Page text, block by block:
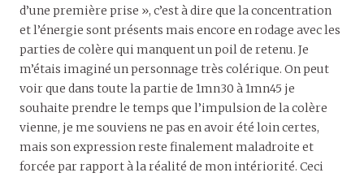
d’une première prise », c’est à dire que la concentration
et l’énergie sont présents mais encore en rodage avec les
parties de colère qui manquent un poil de retenu. Je
m’étais imaginé un personnage très colérique. On peut
voir que dans toute la partie de 1mn30 à 1mn45 je
souhaite prendre le temps que l’impulsion de la colère
vienne, je me souviens ne pas en avoir été loin certes,
mais son expression reste finalement maladroite et
forcée par rapport à la réalité de mon intériorité. Ceci